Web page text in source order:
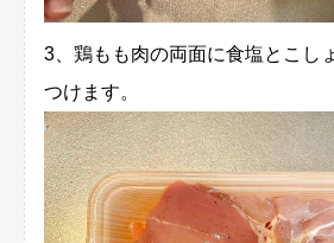
3、鶏もも肉の両面に食塩とこし
つけます。